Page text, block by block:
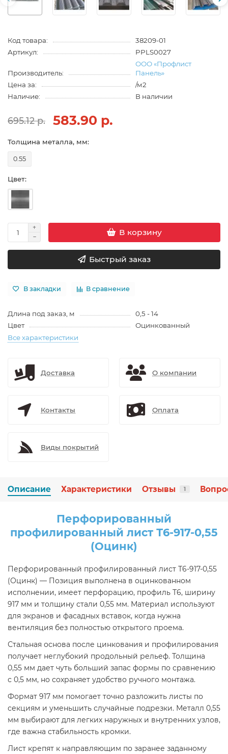
Код товара:
38209-01
Артикул:
PPLS0027
Производитель:
ООО «Профлист
Панель»
Цена за:
/м2
Наличие:
В наличии
695.12 р. 583.90 р.
Толщина металла, мм:
0.55
Цвет:
В корзину
Быстрый заказ
В закладки В сравнение
Длина под заказ, м
0,5 - 14
Цвет
Оцинкованный
Все характеристики
Доставка О компании
Контакты Оплата
Виды покрытий
Описание Характеристики Отзывы 1
Перфорированный
профилированный лист Т6-917-0,55
(Оцинк)
Перфорированный профилированный лист Т6-917-0,55
(Оцинк) — Позиция выполнена в оцинкованном
исполнении, имеет перфорацию, профиль Т6, ширину
917 мм и толщину стали 0,55 мм. Материал используют
для экранов и фасадных вставок, когда нужна
вентиляция без полностью открытого проема.
Стальная основа после цинкования и профилирования
получает неглубокий продольный рельеф. Толщина
0,55 мм дает чуть больший запас формы по сравнению
с 0,5 мм, но сохраняет удобство ручного монтажа.
Формат 917 мм помогает точно разложить листы по
секциям и уменьшить случайные подрезки. Металл 0,55
мм выбирают для легких наружных и внутренних узлов,
где важна стабильность кромки.
Лист крепят к направляющим по заранее заданному